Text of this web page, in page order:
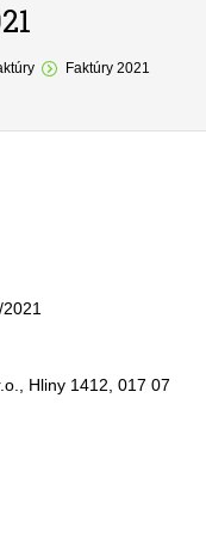
Faktúry 2021
Hliny 1412, 017 07